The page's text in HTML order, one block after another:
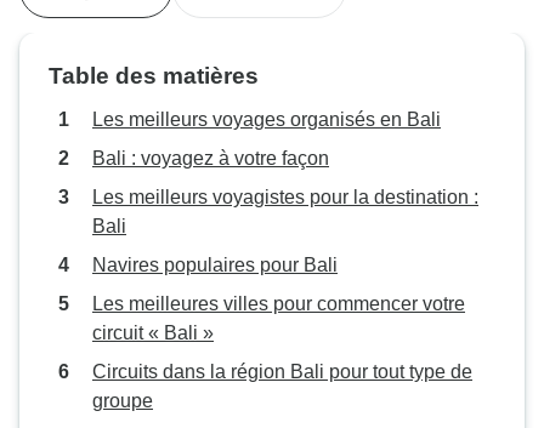
Table des matières
Les meilleurs voyages organisés en Bali
Bali : voyagez à votre façon
Les meilleurs voyagistes pour la destination :
Bali
Navires populaires pour Bali
Les meilleures villes pour commencer votre
circuit « Bali »
Circuits dans la région Bali pour tout type de
groupe